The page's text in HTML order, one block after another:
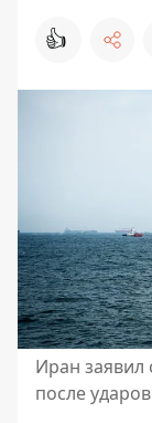
👍
Иран заявил
после